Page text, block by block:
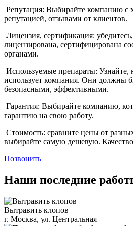
Репутация: Выбирайте компанию с
репутацией, отзывами от клиентов.
Лицензия, сертификация:
лицензирована, сертифицирована
органами.
Используемые препараты: Узнайте,
использует компания. Они должны
безопасными, эффективными.
Гарантия: Выбирайте компанию,
гарантию на свою работу.
Стоимость: сравните цены от
выбирайте самую дешевую.
Позвонить
Наши последние
Вытравить клопов
г. Москва, ул. Центральная